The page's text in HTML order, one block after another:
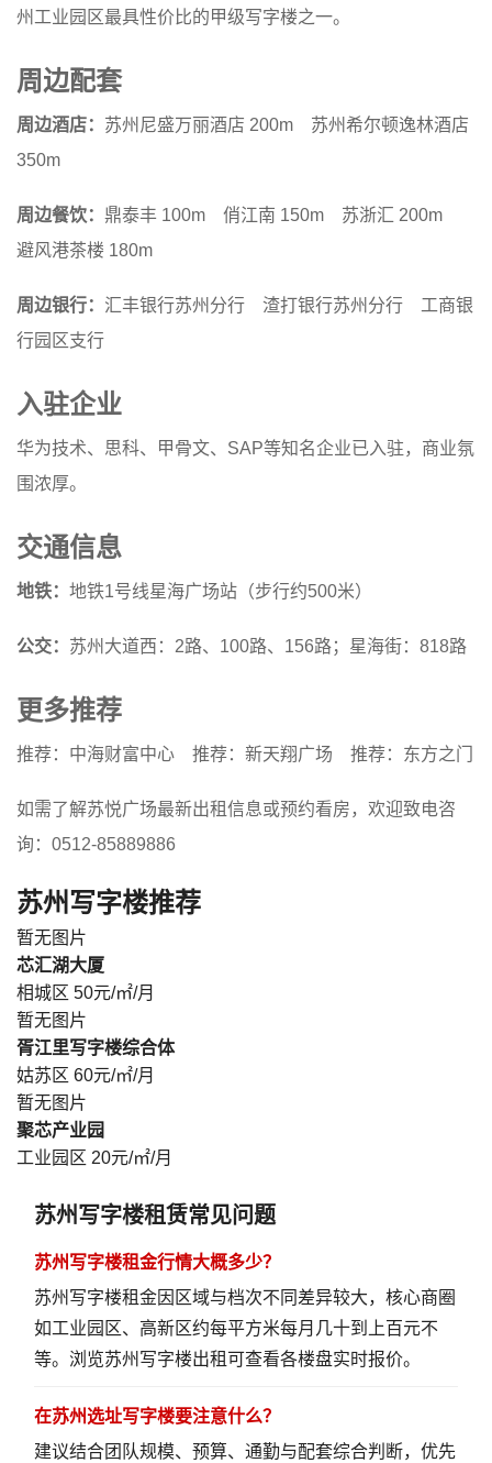
州工业园区最具性价比的甲级写字楼之一。
周边配套
周边酒店： 苏州尼盛万丽酒店 200m 苏州希尔顿逸林酒店
350m
周边餐饮： 鼎泰丰 100m 俏江南 150m 苏浙汇 200m
避风港茶楼 180m
周边银行： 汇丰银行苏州分行 渣打银行苏州分行 工商银
行园区支行
入驻企业
华为技术、思科、甲骨文、SAP等知名企业已入驻，商业氛
围浓厚。
交通信息
地铁： 地铁1号线星海广场站（步行约500米）
公交： 苏州大道西：2路、100路、156路；星海街：818路
更多推荐
推荐：中海财富中心 推荐：新天翔广场 推荐：东方之门
如需了解苏悦广场最新出租信息或预约看房，欢迎致电咨
询：0512-85889886
苏州写字楼推荐
暂无图片
芯汇湖大厦
相城区 50元/㎡/月
暂无图片
胥江里写字楼综合体
姑苏区 60元/㎡/月
暂无图片
聚芯产业园
工业园区 20元/㎡/月
苏州写字楼租赁常见问题
苏州写字楼租金行情大概多少？
苏州写字楼租金因区域与档次不同差异较大，核心商圈
如工业园区、高新区约每平方米每月几十到上百元不
等。 浏览苏州写字楼出租可查看各楼盘实时报价。
在苏州选址写字楼要注意什么？
建议结合团队规模、预算、通勤与配套综合判断，优先